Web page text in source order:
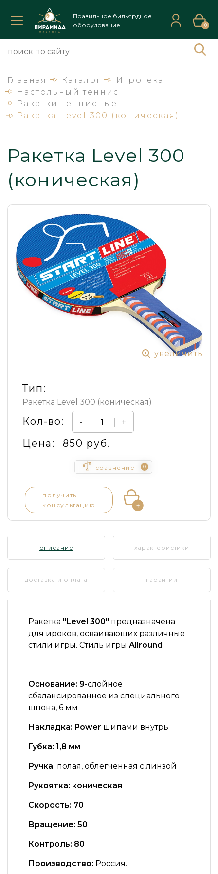
Правильное бильярдное
оборудование
0
Главная Каталог
Игротека
Настольный теннис
Ракетки теннисные
Ракетка Level 300 (коническая)
Ракетка Level 300
(коническая)
увеличить
Тип:
Ракетка Level 300 (коническая)
Кол-во: - +
Цена: 850 руб.
сравнение 0
получить
консультацию
описание характеристики
доставка и оплата гарантии
Ракетка "Level 300" предназначена
для ироков, осваивающих различные
стили игры. Стиль игры Allround .
Основание: 9-слойное
сбалансированное из специального
шпона, 6 мм
Накладка: Power шипами внутрь
Губка: 1,8 мм
Ручка: полая, облегченная с линзой
Рукоятка: коническая
Скорость: 70
Вращение: 50
Контроль: 80
Производство: Россия.